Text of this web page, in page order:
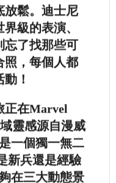
放鬆。迪士尼
級的表演、
忘了找那些可
照，每個人都
！
正在Marvel
靈感源自漫威
一個獨一無二
新兵還是經驗
在三大動態景